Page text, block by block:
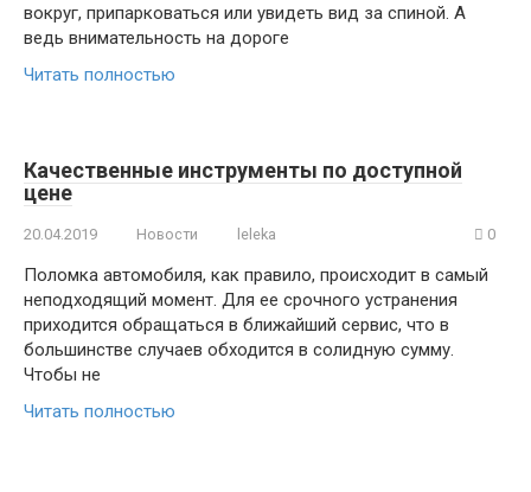
вокруг, припарковаться или увидеть вид за спиной. А
ведь внимательность на дороге
Читать полностью
Качественные инструменты по доступной
цене
20.04.2019 Новости leleka 0
Поломка автомобиля, как правило, происходит в самый
неподходящий момент. Для ее срочного устранения
приходится обращаться в ближайший сервис, что в
большинстве случаев обходится в солидную сумму.
Чтобы не
Читать полностью